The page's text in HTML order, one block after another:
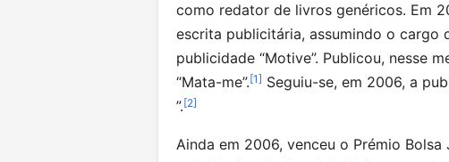
como redator de livros genéricos. Em
escrita publicitária, assumindo o cargo
publicidade “Motive”. Publicou, nesse
“Mata-me”.[1] Seguiu-se, em 2006, a
”.[2]
Ainda em 2006, venceu o Prémio